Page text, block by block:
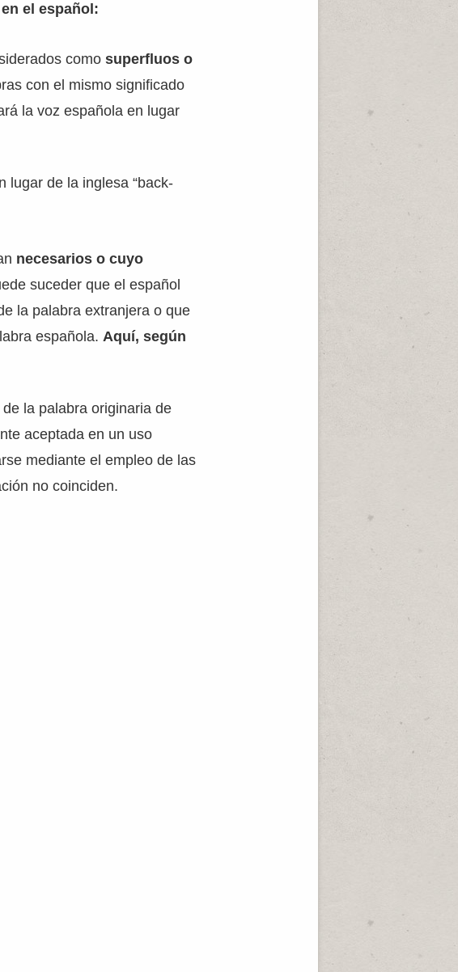
el español:
comosuperfluos o
con el mismo significado
la voz española en lugar
lugar de la inglesa “back-
necesarios o cuyo
suceder que el español
la palabra extranjera o que
española.Aquí, según
la palabra originaria de
aceptada en un uso
mediante el empleo de las
no coinciden.